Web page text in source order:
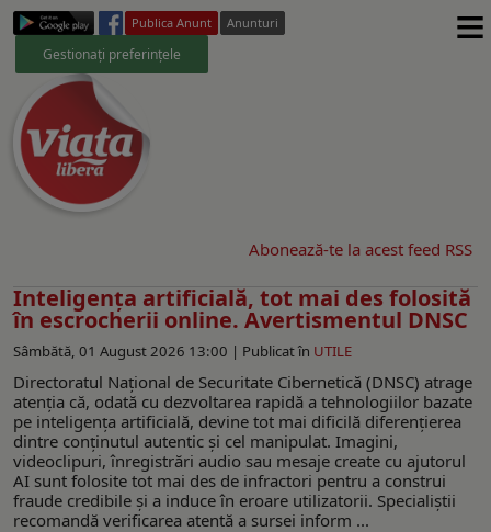
Publica Anunt Anunturi
Gestionați preferințele ≡
Abonează-te la acest feed RSS
Inteligența artificială, tot mai des folosită
în escrocherii online. Avertismentul DNSC
Sâmbătă, 01 August 2026 13:00 | Publicat în UTILE
Directoratul Național de Securitate Cibernetică (DNSC) atrage
atenția că, odată cu dezvoltarea rapidă a tehnologiilor bazate
pe inteligența artificială, devine tot mai dificilă diferențierea
dintre conținutul autentic și cel manipulat. Imagini,
videoclipuri, înregistrări audio sau mesaje create cu ajutorul
AI sunt folosite tot mai des de infractori pentru a construi
fraude credibile și a induce în eroare utilizatorii. Specialiștii
recomandă verificarea atentă a sursei inform ...